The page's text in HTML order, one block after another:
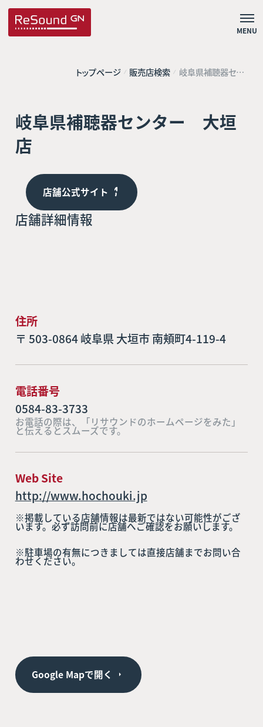
MENU
トップページ 販売店検索 岐阜県補聴器セン
ター 大垣店
岐阜県補聴器センター 大垣
店
店舗公式サイト
店舗詳細情報
住所
〒 503-0864 岐阜県 大垣市 南頬町4-119-4
電話番号
0584-83-3733
お電話の際は、「リサウンドのホームページをみた」
と伝えるとスムーズです。
Web Site
http://www.hochouki.jp
※掲載している店舗情報は最新ではない可能性がござ
います。必ず訪問前に店舗へご確認をお願いします。
※駐車場の有無につきましては直接店舗までお問い合
わせください。
Google Mapで開く